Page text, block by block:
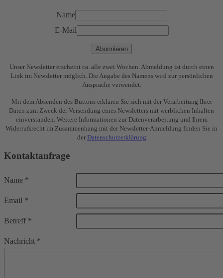
Name
E-Mail
Abonnieren
Unser Newsletter erscheint ca. alle zwei Wochen. Abmeldung ist durch einen
Link im Newsletter möglich. Die Angabe des Namens wird zur persönlichen
Ansprache verwendet.
Mit dem Absenden des Buttons erklären Sie sich mit der Verarbeitung Ihrer
Daten zum Zweck der Versendung eines Newsletters mit werblichen Inhalten
einverstanden. Weitere Informationen zur Datenverarbeitung und Ihrem
Widerrufsrecht im Zusammenhang mit der Newsletter-Anmeldung finden Sie in
der Datenschutzerklärung
Kontaktanfrage
Name *
Email *
Betreff *
Nachricht *